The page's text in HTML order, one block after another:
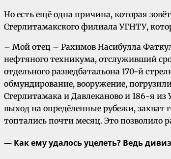
Но есть ещё одна причина, которая
Стерлитамакского филиала УГНТУ,
– Мой отец – Рахимов Насибулла
нефтяного техникума, отслуживший
отдельного разведбатальона 170-й
обмундирование, вооружение,
Стерлитамака и Давлеканово и 186-я
выход на опредёленные рубежи,
топтались почти месяц. Это позволило
— Как ему удалось уцелеть? Ведь